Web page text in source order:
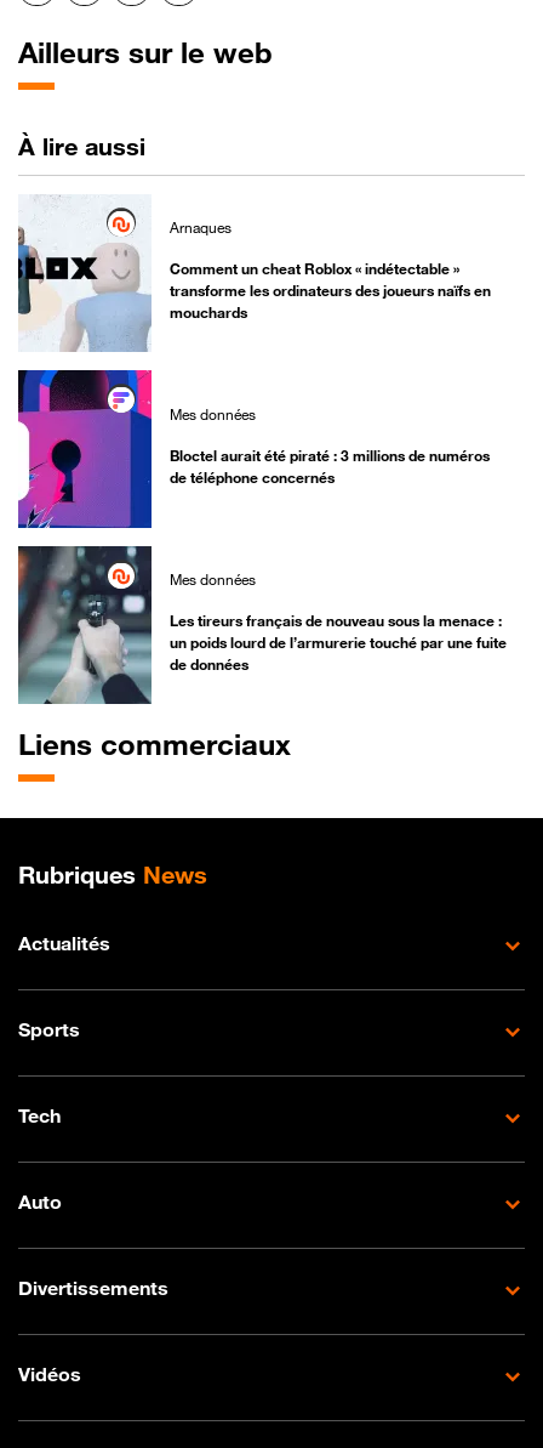
Ailleurs sur le web
À lire aussi
Arnaques
Comment un cheat Roblox « indétectable »
transforme les ordinateurs des joueurs naïfs en
mouchards
Mes données
Bloctel aurait été piraté : 3 millions de numéros
de téléphone concernés
Mes données
Les tireurs français de nouveau sous la menace :
un poids lourd de l’armurerie touché par une fuite
de données
Liens commerciaux
Plan de site
Rubriques News
Actualités
Sports
Tech
Auto
Divertissements
Vidéos